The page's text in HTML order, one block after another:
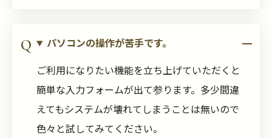
パソコンの操作が苦手です。
ご利用になりたい機能を立ち上げていただくと
簡単な入力フォームが出て参ります。多少間違
えてもシステムが壊れてしまうことは無いので
色々と試してみてください。